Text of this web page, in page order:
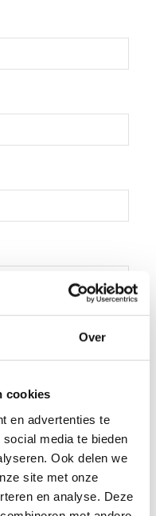
Over
cookies
en advertenties te
media te bieden
Ook delen we
site met onze
en analyse. Deze
stukken klokken)